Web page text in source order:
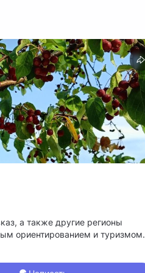
а также другие регионы
ориентированием и туризмом.